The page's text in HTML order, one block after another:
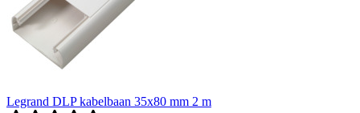
Legrand DLP kabelbaan 35x80 mm 2 m